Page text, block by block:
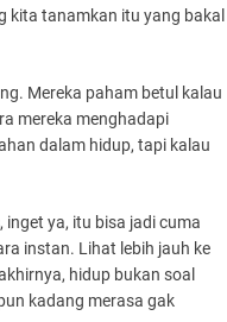
kita tanamkan itu yang bakal
Mereka paham betul kalau
mereka menghadapi
dalam hidup, tapi kalau
ya, itu bisa jadi cuma
instan. Lihat lebih jauh ke
hidup bukan soal
kadang merasa gak